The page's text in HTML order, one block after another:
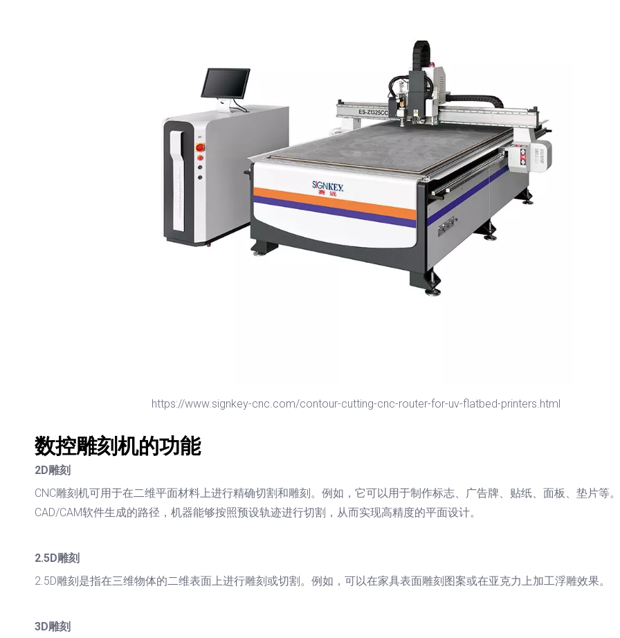
https://www.signkey-cnc.com/contour-cutting-cnc-router-for-uv-flatbed-printers.html
数控雕刻机的功能
2D雕刻
CNC雕刻机可用于在二维平面材料上进行精确切割和雕刻。例如，它可以用于制作标志、广告牌、贴纸、面板、垫片等
CAD/CAM软件生成的路径，机器能够按照预设轨迹进行切割，从而实现高精度的平面设计。
2.5D雕刻
2.5D雕刻是指在三维物体的二维表面上进行雕刻或切割。例如，可以在家具表面雕刻图案或在亚克力上加工浮雕效果。
3D雕刻